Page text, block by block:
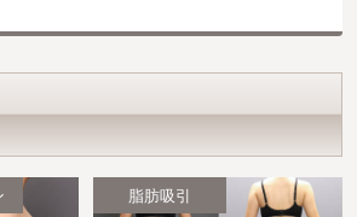
脂肪吸引